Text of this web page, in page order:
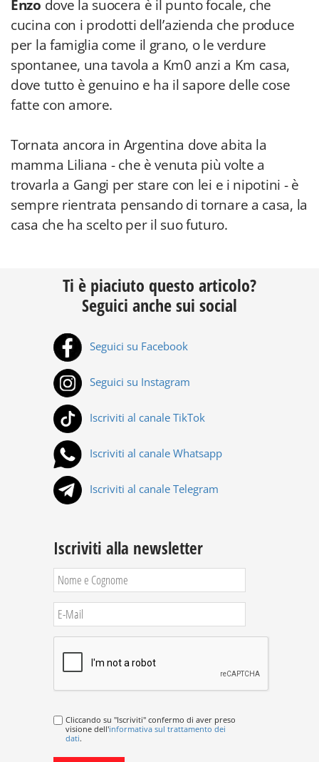
Enzo dove la suocera è il punto focale, che
cucina con i prodotti dell’azienda che produce
per la famiglia come il grano, o le verdure
spontanee, una tavola a Km0 anzi a Km casa,
dove tutto è genuino e ha il sapore delle cose
fatte con amore.
Tornata ancora in Argentina dove abita la
mamma Liliana - che è venuta più volte a
trovarla a Gangi per stare con lei e i nipotini - è
sempre rientrata pensando di tornare a casa, la
casa che ha scelto per il suo futuro.
Ti è piaciuto questo articolo?
Seguici anche sui social
Seguici su Facebook
Seguici su Instagram
Iscriviti al canale TikTok
Iscriviti al canale Whatsapp
Iscriviti al canale Telegram
Iscriviti alla newsletter
Cliccando su "Iscriviti" confermo di aver preso
visione dell'informativa sul trattamento dei
dati.